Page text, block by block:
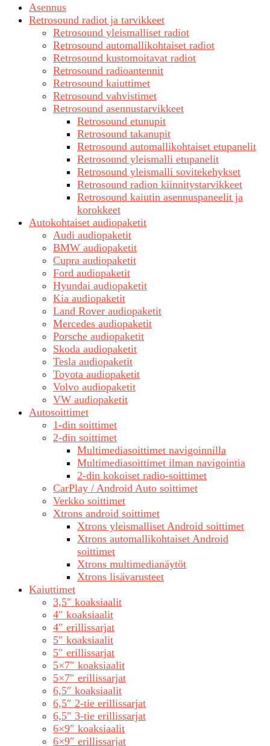
Asennus
Retrosound radiot ja tarvikkeet
Retrosound yleismalliset radiot
Retrosound automallikohtaiset radiot
Retrosound kustomoitavat radiot
Retrosound radioantennit
Retrosound kaiuttimet
Retrosound vahvistimet
Retrosound asennustarvikkeet
Retrosound etunupit
Retrosound takanupit
Retrosound automallikohtaiset etupanelit
Retrosound yleismalli etupanelit
Retrosound yleismalli sovitekehykset
Retrosound radion kiinnitystarvikkeet
Retrosound kaiutin asennuspaneelit ja
korokkeet
Autokohtaiset audiopaketit
Audi audiopaketit
BMW audiopaketit
Cupra audiopaketit
Ford audiopaketit
Hyundai audiopaketit
Kia audiopaketit
Land Rover audiopaketit
Mercedes audiopaketit
Porsche audiopaketit
Skoda audiopaketit
Tesla audiopaketit
Toyota audiopaketit
Volvo audiopaketit
VW audiopaketit
Autosoittimet
1-din soittimet
2-din soittimet
Multimediasoittimet navigoinnilla
Multimediasoittimet ilman navigointia
2-din kokoiset radio-soittimet
CarPlay / Android Auto soittimet
Verkko soittimet
Xtrons android soittimet
Xtrons yleismalliset Android soittimet
Xtrons automallikohtaiset Android
soittimet
Xtrons multimedianäytöt
Xtrons lisävarusteet
Kaiuttimet
3,5″ koaksiaalit
4″ koaksiaalit
4″ erillissarjat
5″ koaksiaalit
5″ erillissarjat
5×7″ koaksiaalit
5×7″ erillissarjat
6,5″ koaksiaalit
6,5″ 2-tie erillissarjat
6,5″ 3-tie erillissarjat
6×9″ koaksiaalit
6×9″ erillissarjat